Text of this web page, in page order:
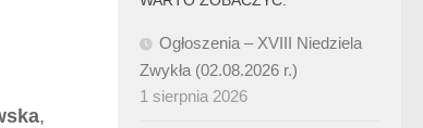
,
Ogłoszenia – XVIII Niedziela
Zwykła (02.08.2026 r.)
1 sierpnia 2026